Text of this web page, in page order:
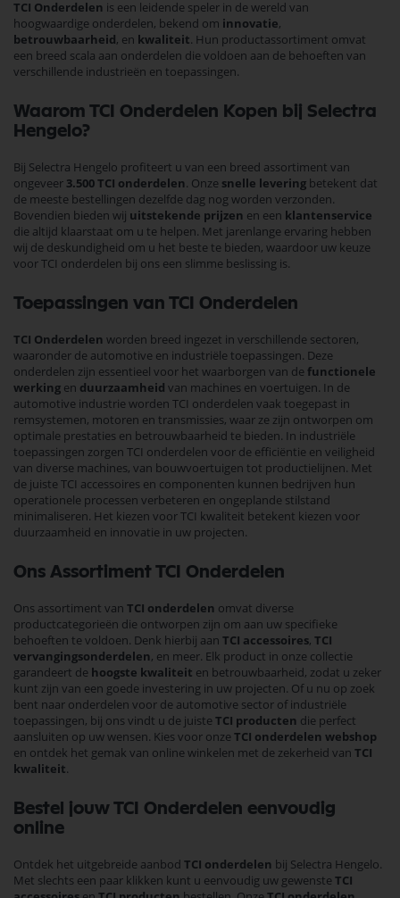
TCI Onderdelen is een leidende speler in de wereld van
hoogwaardige onderdelen, bekend om innovatie,
betrouwbaarheid, en kwaliteit. Hun productassortiment omvat
een breed scala aan onderdelen die voldoen aan de behoeften van
verschillende industrieën en toepassingen.
Waarom TCI Onderdelen Kopen bij Selectra
Hengelo?
Bij Selectra Hengelo profiteert u van een breed assortiment van
ongeveer 3.500 TCI onderdelen. Onze snelle levering betekent dat
de meeste bestellingen dezelfde dag nog worden verzonden.
Bovendien bieden wij uitstekende prijzen en een klantenservice
die altijd klaarstaat om u te helpen. Met jarenlange ervaring hebben
wij de deskundigheid om u het beste te bieden, waardoor uw keuze
voor TCI onderdelen bij ons een slimme beslissing is.
Toepassingen van TCI Onderdelen
TCI Onderdelen worden breed ingezet in verschillende sectoren,
waaronder de automotive en industriële toepassingen. Deze
onderdelen zijn essentieel voor het waarborgen van de functionele
werking en duurzaamheid van machines en voertuigen. In de
automotive industrie worden TCI onderdelen vaak toegepast in
remsystemen, motoren en transmissies, waar ze zijn ontworpen om
optimale prestaties en betrouwbaarheid te bieden. In industriële
toepassingen zorgen TCI onderdelen voor de efficiëntie en veiligheid
van diverse machines, van bouwvoertuigen tot productielijnen. Met
de juiste TCI accessoires en componenten kunnen bedrijven hun
operationele processen verbeteren en ongeplande stilstand
minimaliseren. Het kiezen voor TCI kwaliteit betekent kiezen voor
duurzaamheid en innovatie in uw projecten.
Ons Assortiment TCI Onderdelen
Ons assortiment van TCI onderdelen omvat diverse
productcategorieën die ontworpen zijn om aan uw specifieke
behoeften te voldoen. Denk hierbij aan TCI accessoires, TCI
vervangingsonderdelen, en meer. Elk product in onze collectie
garandeert de hoogste kwaliteit en betrouwbaarheid, zodat u zeker
kunt zijn van een goede investering in uw projecten. Of u nu op zoek
bent naar onderdelen voor de automotive sector of industriële
toepassingen, bij ons vindt u de juiste TCI producten die perfect
aansluiten op uw wensen. Kies voor onze TCI onderdelen webshop
en ontdek het gemak van online winkelen met de zekerheid van TCI
kwaliteit.
Bestel jouw TCI Onderdelen eenvoudig
online
Ontdek het uitgebreide aanbod TCI onderdelen bij Selectra Hengelo.
Met slechts een paar klikken kunt u eenvoudig uw gewenste TCI